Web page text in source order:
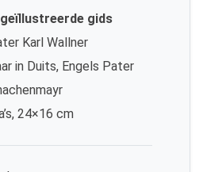
gids
Karl Wallner
in Duits, Engels Pater
24×16 cm